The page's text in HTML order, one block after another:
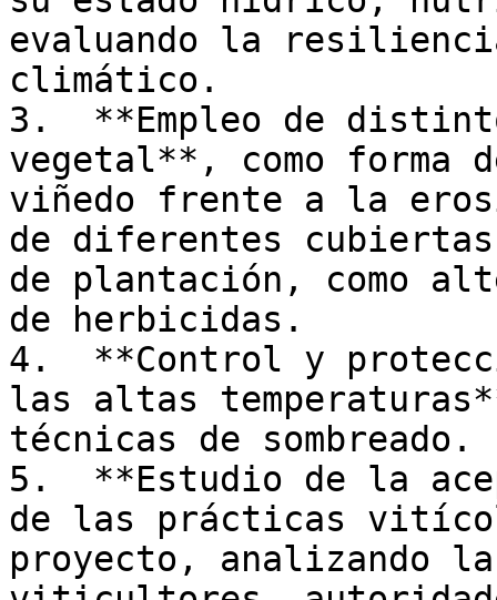
evaluando la
climático.
3.  **Empleo de
vegetal**, como forma
viñedo frente a la
de diferentes
de plantación, como
de herbicidas.
4.  **Control y
las altas
técnicas de sombreado.
5.  **Estudio de la
de las prácticas
proyecto, analizando